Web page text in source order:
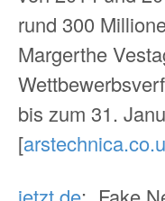
rund 300
Margerthe
bis zum 31.
[